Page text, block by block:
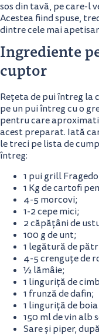
sos din tavă, pe care-l
Acestea fiind spuse,
dintre cele mai
Ingrediente
cuptor
Rețeta de pui întreg la
pe un pui întreg cu o
pentru care
acest preparat. Iată
le treci pe lista de
întreg:
1 pui grill
1 Kg de cartofi
4-5 morcovi;
1-2 cepe mici;
2 căpățâni de
100 g de unt;
1 legătură de
4-5 crenguțe de
½ lămâie;
1 linguriță de
1 frunză de dafin;
1 linguriță de
150 ml de vin alb
Sare și piper,